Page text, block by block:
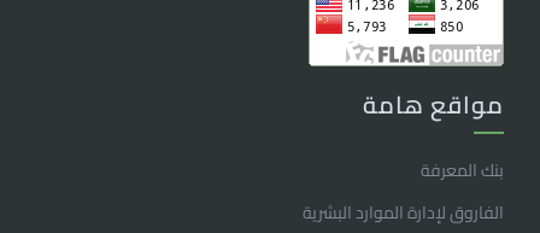
مواقع هامة
بنك المعرفة
الفاروق ﻹدارة الموارد البشرية